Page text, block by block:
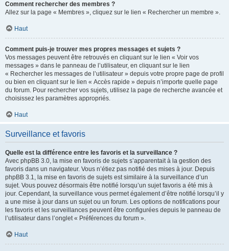
Comment rechercher des membres ?
Allez sur la page « Membres », cliquez sur le lien « Rechercher un membre ».
Haut
Comment puis-je trouver mes propres messages et sujets ?
Vos messages peuvent être retrouvés en cliquant sur le lien « Voir vos
messages » dans le panneau de l’utilisateur, en cliquant sur le lien
« Rechercher les messages de l’utilisateur » depuis votre propre page de profil
ou bien en cliquant sur le lien « Accès rapide » depuis n’importe quelle page
du forum. Pour rechercher vos sujets, utilisez la page de recherche avancée et
choisissez les paramètres appropriés.
Haut
Surveillance et favoris
Quelle est la différence entre les favoris et la surveillance ?
Avec phpBB 3.0, la mise en favoris de sujets s’apparentait à la gestion des
favoris dans un navigateur. Vous n’étiez pas notifié des mises à jour. Depuis
phpBB 3.1, la mise en favoris de sujets est similaire à la surveillance d’un
sujet. Vous pouvez désormais être notifié lorsqu’un sujet favoris a été mis à
jour. Cependant, la surveillance vous permet également d’être notifié lorsqu’il y
a une mise à jour dans un sujet ou un forum. Les options de notifications pour
les favoris et les surveillances peuvent être configurées depuis le panneau de
l’utilisateur dans l’onglet « Préférences du forum ».
Haut